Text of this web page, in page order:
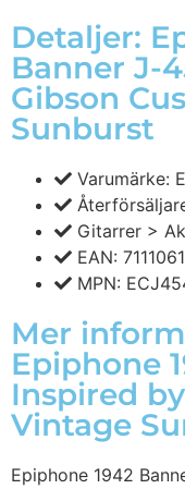
Detaljer:
Banner J-
Gibson
Sunburst
Varumärke:
Gitarrer >
EAN:
MPN:
Mer
Epiphone
Inspired
Vintage
Epiphone 1942